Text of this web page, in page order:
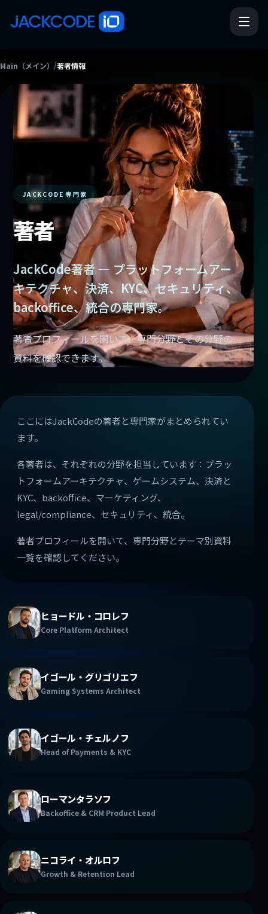
Main（メイン） /著者情報
JACKCODE 専門家
著者
JackCode著者 — プラットフォームアー
キテクチャ、決済、KYC、セキュリティ、
backoffice、統合の専門家。
著者プロフィールを開いて、専門分野とその分野の
資料を確認できます。
ここにはJackCodeの著者と専門家がまとめられてい
ます。
各著者は、それぞれの分野を担当しています：プラッ
トフォームアーキテクチャ、ゲームシステム、決済と
KYC、backoffice、マーケティング、
legal/compliance、セキュリティ、統合。
著者プロフィールを開いて、専門分野とテーマ別資料
一覧を確認してください。
ヒョードル・コロレフ
Core Platform Architect
イゴール・グリゴリエフ
Gaming Systems Architect
イゴール・チェルノフ
Head of Payments & KYC
ローマンタラソフ
Backoffice & CRM Product Lead
ニコライ・オルロフ
Growth & Retention Lead